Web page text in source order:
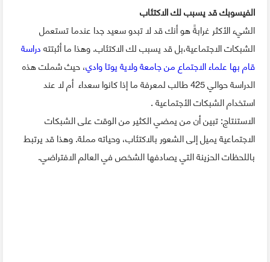
الفيسوبك قد يسبب لك الاكتئاب
الشيء الأكثر غرابةً هو أنك قد لا تبدو سعيد جدا عندما تستعمل
الشبكات الاجتماعية،بل قد يسبب لك الاكتئاب. وهذا ما أثبتتهدراسة
قام بها علماء الاجتماع من جامعة ولاية يوتا وادي، حيث شملت هذه
الدراسة حوالي 425 طالب لمعرفة ما إذا كانوا سعداء أم لا عند
استخدام الشبكات الأجتماعية .
الاستنتاج: تبين أن من يمضي الكثير من الوقت على الشبكات
الاجتماعية يميل إلى الشعور بالاكتئاب، وحياته مملة. وهذا قد يرتبط
باللحظات الحزينة التي يصادفها الشخص في العالم الافتراضي.